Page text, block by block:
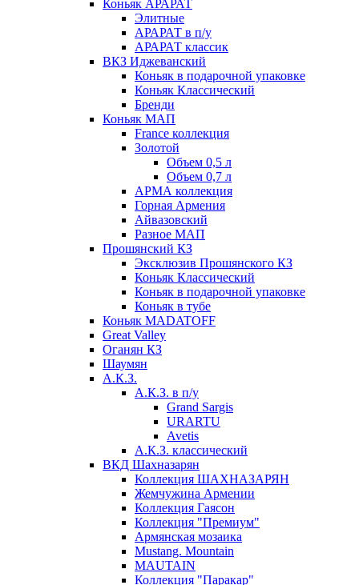
Коньяк АРАРАТ
Элитные
АРАРАТ в п/у
АРАРАТ классик
ВКЗ Иджеванский
Коньяк в подарочной упаковке
Коньяк Классический
Бренди
Коньяк МАП
France коллекция
Золотой
Объем 0,5 л
Объем 0,7 л
АРМА коллекция
Горная Армения
Айвазовский
Разное МАП
Прошянский КЗ
Эксклюзив Прошянского КЗ
Коньяк Классический
Коньяк в подарочной упаковке
Коньяк в тубе
Коньяк MADATOFF
Great Valley
Оганян КЗ
Шаумян
А.К.З.
А.К.З. в п/у
Grand Sargis
URARTU
Avetis
А.К.З. классический
ВКД Шахназарян
Коллекция ШАХНАЗАРЯН
Жемчужина Армении
Коллекция Гаясон
Коллекция "Премиум"
Армянская мозаика
Mustang. Mountain
MAUTAIN
Коллекция "Паракар"